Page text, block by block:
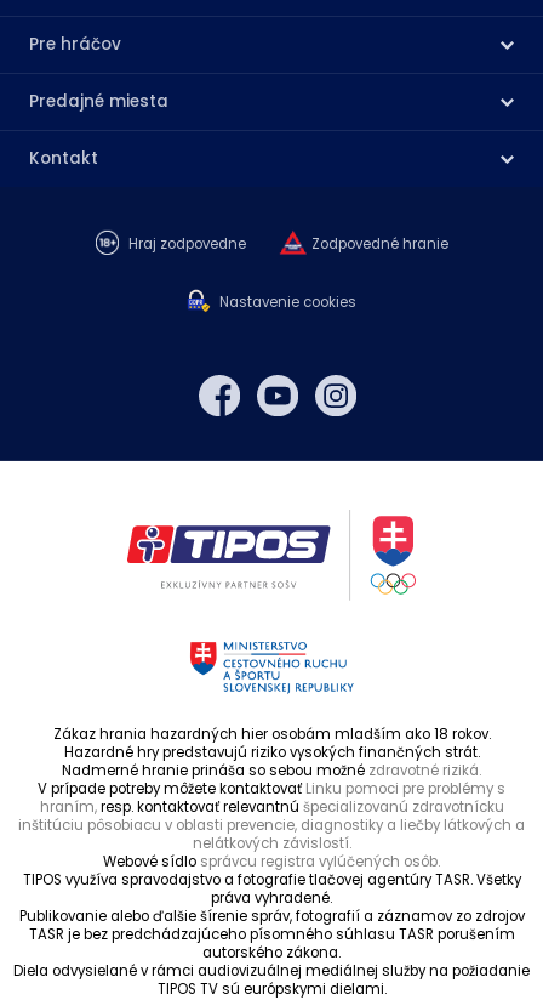
Pre hráčov
Predajné miesta
Kontakt
Hraj zodpovedne Zodpovedné hranie
Nastavenie cookies
Zákaz hrania hazardných hier osobám mladším ako 18 rokov.
Hazardné hry predstavujú riziko vysokých finančných strát.
Nadmerné hranie prináša so sebou možné zdravotné riziká.
V prípade potreby môžete kontaktovaťLinku pomoci pre problémy s
hraním,resp. kontaktovať relevantnú špecializovanú zdravotnícku
inštitúciu pôsobiacu v oblasti prevencie, diagnostiky a liečby látkových a
nelátkových závislostí.
Webové sídlo správcu registra vylúčených osôb.
TIPOS využíva spravodajstvo a fotografie tlačovej agentúry TASR. Všetky
práva vyhradené.
Publikovanie alebo ďalšie šírenie správ, fotografií a záznamov zo zdrojov
TASR je bez predchádzajúceho písomného súhlasu TASR porušením
autorského zákona.
Diela odvysielané v rámci audiovizuálnej mediálnej služby na požiadanie
TIPOS TV sú európskymi dielami.